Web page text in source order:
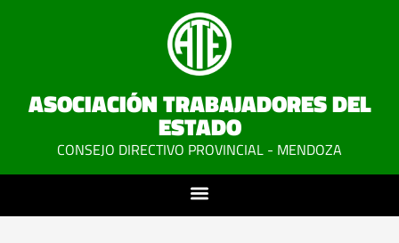
ASOCIACIÓN TRABAJADORES DEL
ESTADO
CONSEJO DIRECTIVO PROVINCIAL - MENDOZA